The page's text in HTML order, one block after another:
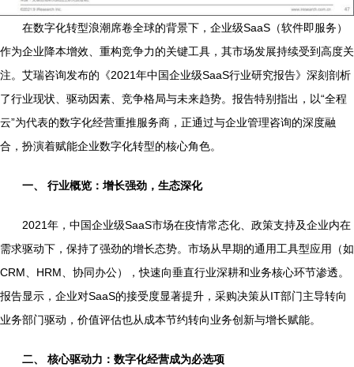
在数字化转型浪潮席卷全球的背景下，企业级SaaS（软件即服务）
作为企业降本增效、重构竞争力的关键工具，其市场发展持续受到高度关
注。艾瑞咨询发布的《2021年中国企业级SaaS行业研究报告》深刻剖析
了行业现状、驱动因素、竞争格局与未来趋势。报告特别指出，以“全程
云”为代表的数字化经营重推服务商，正通过与企业管理咨询的深度融
合，扮演着赋能企业数字化转型的核心角色。
一、 行业概览：增长强劲，生态深化
2021年，中国企业级SaaS市场在疫情常态化、政策支持及企业内在
需求驱动下，保持了强劲的增长态势。市场从早期的通用工具型应用（如
CRM、HRM、协同办公），快速向垂直行业深耕和业务核心环节渗透。
报告显示，企业对SaaS的接受度显著提升，采购决策从IT部门主导转向
业务部门驱动，价值评估也从成本节约转向业务创新与增长赋能。
二、 核心驱动力：数字化经营成为必选项